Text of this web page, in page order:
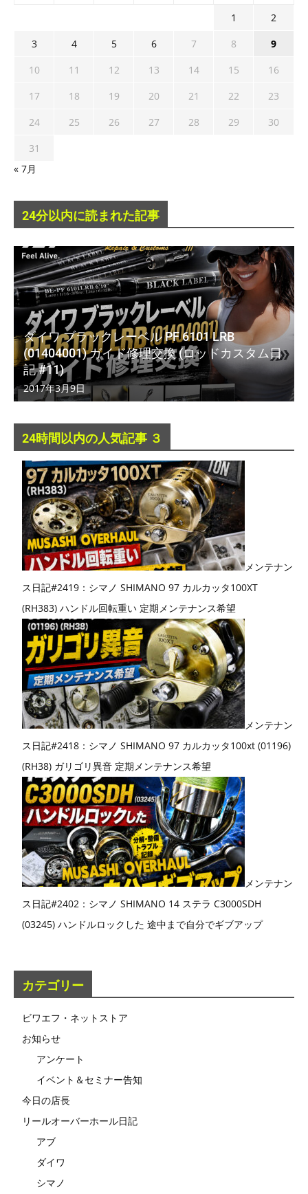
1
2
3
4 5 6 7 8
9
10
11 12 13 14 15
16
17
18 19 20 21 22
23
24
25 26 27 28 29
30
31
« 7月
24分以内に読まれた記事
ダイワ ブラックレーベル PF 6101 LRB
(01404001) ガイド修理交換 (ロッドカスタム日
記 #11)
2017年3月9日
24時間以内の人気記事 ３
メンテナン
ス日記#2419：シマノ SHIMANO 97 カルカッタ100XT
(RH383) ハンドル回転重い 定期メンテナンス希望
メンテナン
ス日記#2418：シマノ SHIMANO 97 カルカッタ100xt (01196)
(RH38) ガリゴリ異音 定期メンテナンス希望
メンテナン
ス日記#2402：シマノ SHIMANO 14 ステラ C3000SDH
(03245) ハンドルロックした 途中まで自分でギブアップ
カテゴリー
ビワエフ・ネットストア
お知らせ
アンケート
イベント＆セミナー告知
今日の店長
リールオーバーホール日記
アブ
ダイワ
シマノ